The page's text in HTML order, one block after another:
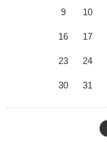
9 10
16 17
23 24
30 31